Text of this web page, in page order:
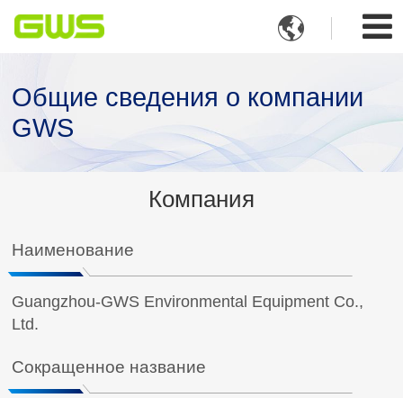

Общие сведения о компании
GWS
Компания
Наименование
Guangzhou-GWS Environmental Equipment Co.,
Ltd.
Сокращенное название